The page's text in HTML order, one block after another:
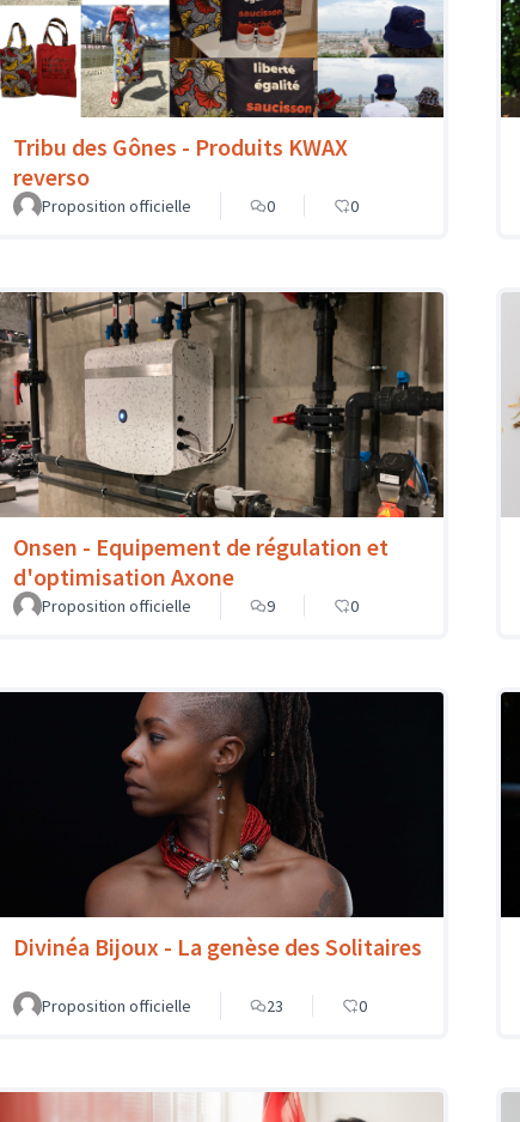
Tribu des Gônes - Produits KWAX
reverso
Proposition officielle 0 0
Onsen - Equipement de régulation et
d'optimisation Axone
Proposition officielle 9 0
Divinéa Bijoux - La genèse des Solitaires
Proposition officielle 23 0